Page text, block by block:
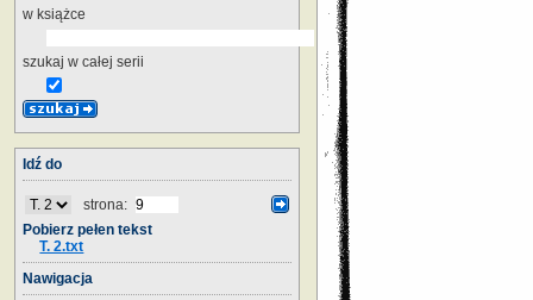
w książce
szukaj w całej serii
Idź do
strona:
Pobierz pełen tekst
T. 2.txt
Nawigacja